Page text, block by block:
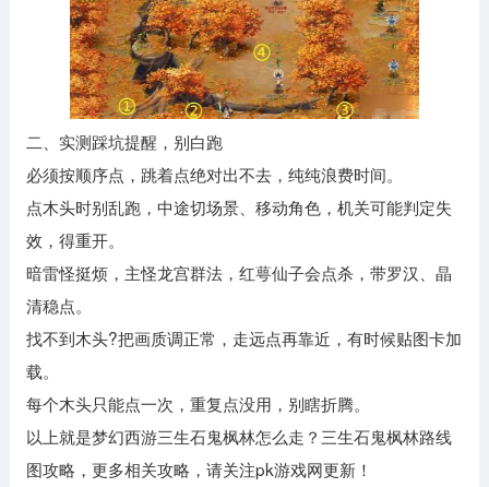
二、实测踩坑提醒，别白跑
必须按顺序点，跳着点绝对出不去，纯纯浪费时间。
点木头时别乱跑，中途切场景、移动角色，机关可能判定失
效，得重开。
暗雷怪挺烦，主怪龙宫群法，红萼仙子会点杀，带罗汉、晶
清稳点。
找不到木头?把画质调正常，走远点再靠近，有时候贴图卡加
载。
每个木头只能点一次，重复点没用，别瞎折腾。
以上就是梦幻西游三生石鬼枫林怎么走？三生石鬼枫林路线
图攻略，更多相关攻略，请关注pk游戏网更新！